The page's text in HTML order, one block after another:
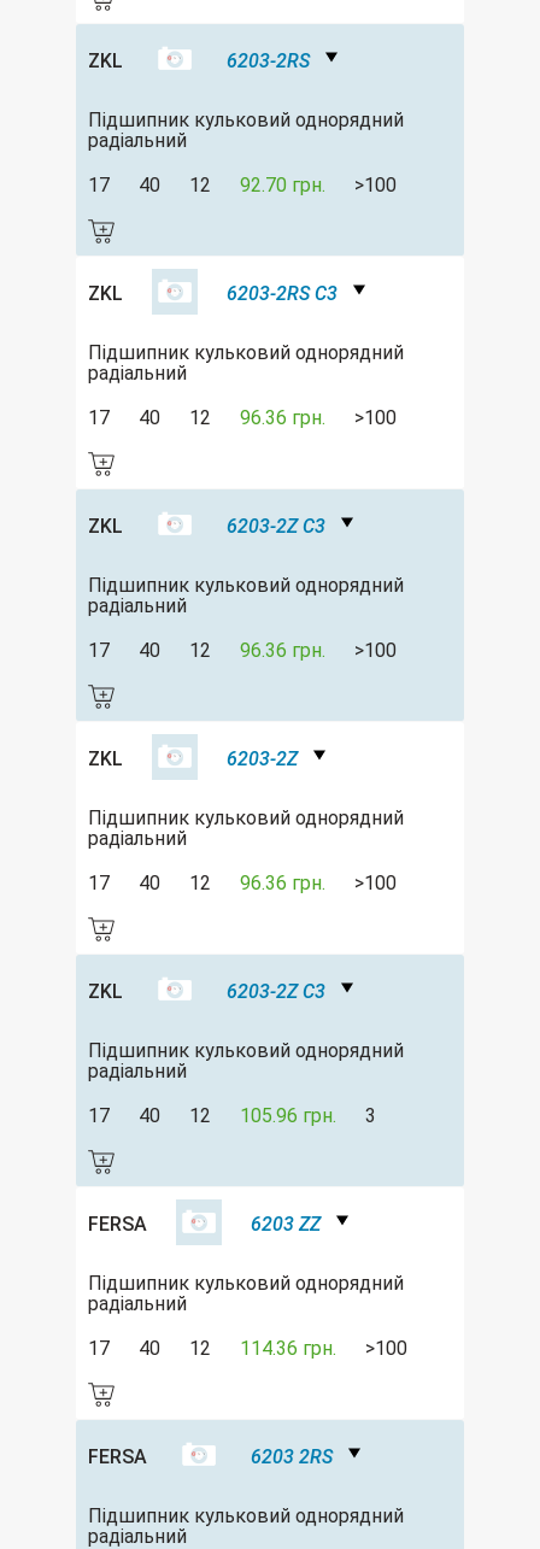
ZKL 6203-2RS
Підшипник кульковий однорядний
радіальний
17
40 12 92.70 грн. >100
ZKL 6203-2RS C3
Підшипник кульковий однорядний
радіальний
17
40 12 96.36 грн. >100
ZKL 6203-2Z C3
Підшипник кульковий однорядний
радіальний
17
40 12 96.36 грн. >100
ZKL 6203-2Z
Підшипник кульковий однорядний
радіальний
17
40 12 96.36 грн. >100
ZKL 6203-2Z C3
Підшипник кульковий однорядний
радіальний
17
40 12 105.96 грн. 3
FERSA 6203 ZZ
Підшипник кульковий однорядний
радіальний
17
40 12 114.36 грн. >100
FERSA 6203 2RS
Підшипник кульковий однорядний
радіальний